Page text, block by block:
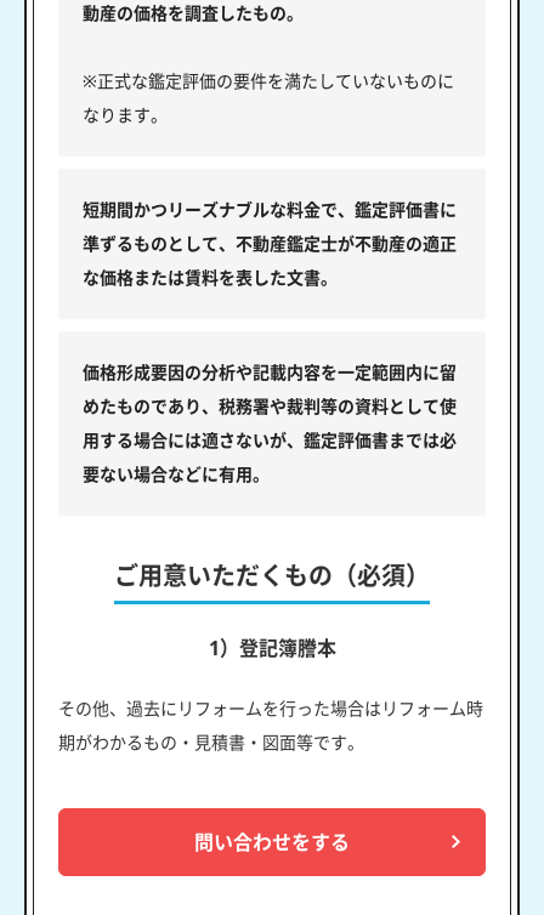
動産の価格を調査したもの。
※正式な鑑定評価の要件を満たしていないものに
なります。
短期間かつリーズナブルな料金で、鑑定評価書に
準ずるものとして、不動産鑑定士が不動産の適正
な価格または賃料を表した文書。
価格形成要因の分析や記載内容を一定範囲内に留
めたものであり、税務署や裁判等の資料として使
用する場合には適さないが、鑑定評価書までは必
要ない場合などに有用。
ご用意いただくもの（必須）
1）登記簿謄本
その他、過去にリフォームを行った場合はリフォーム時
期がわかるもの・見積書・図面等です。
問い合わせをする